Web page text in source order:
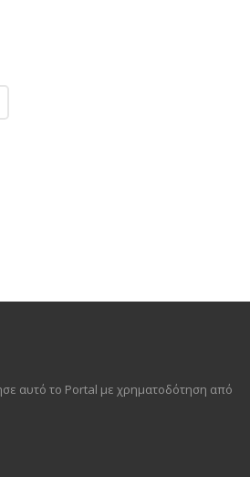
αυτό το Portal με χρηματοδότηση από